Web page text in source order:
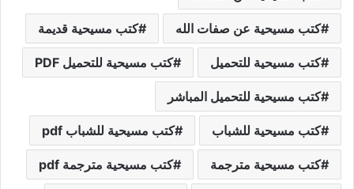
كتب مسيحية عن صفات الله كتب مسيحية قديمة
كتب مسيحية للتحميل كتب مسيحية للتحميل PDF
كتب مسيحية للتحميل المباشر
كتب مسيحية للشباب كتب مسيحية للشباب pdf
كتب مسيحية مترجمة كتب مسيحية مترجمة pdf